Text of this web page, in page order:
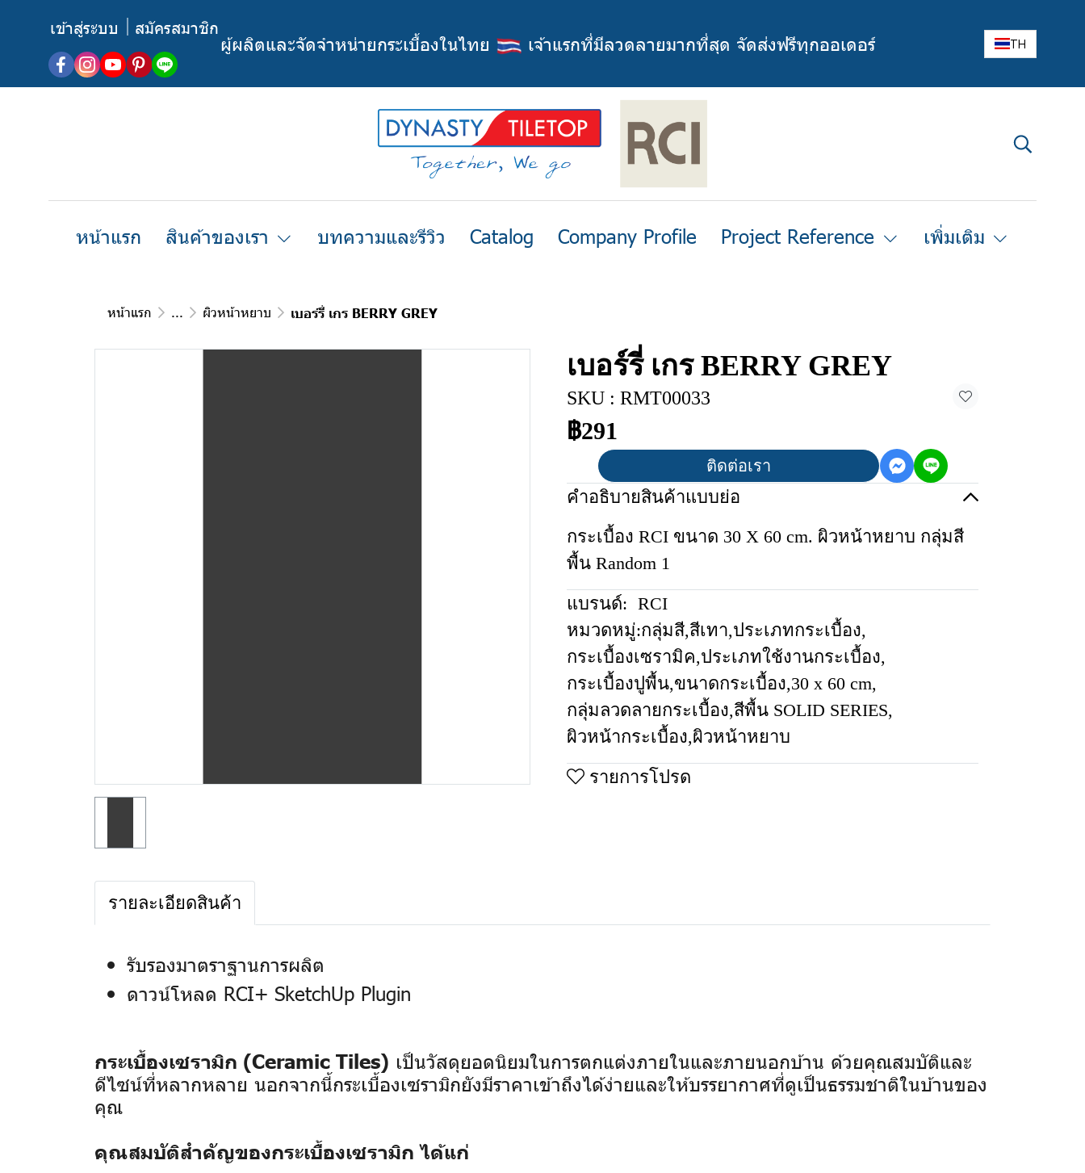
เข้าสู่ระบบ สมัครสมาชิก
ผู้ผลิตและจัดจำหน่ายกระเบื้องในไทย เจ้าแรกที่มีลวดลายมากที่สุด จัดส่งฟรีทุกออเดอร์ TH
หน้าแรก สินค้าของเรา บทความและรีวิว Catalog Company Profile Project Reference เพิ่มเติม
หน้าแรก ... ผิวหน้าหยาบ เบอร์รี่ เกร BERRY GREY
เบอร์รี่ เกร BERRY GREY
SKU : RMT00033
฿291
ติดต่อเรา
คำอธิบายสินค้าแบบย่อ
กระเบื้อง RCI ขนาด 30 X 60 cm. ผิวหน้าหยาบ กลุ่มสี
พื้น Random 1
แบรนด์: RCI
หมวดหมู่:กลุ่มสี,สีเทา,ประเภทกระเบื้อง,
กระเบื้องเซรามิค,ประเภทใช้งานกระเบื้อง,
กระเบื้องปูพื้น,ขนาดกระเบื้อง,30 x 60 cm,
กลุ่มลวดลายกระเบื้อง,สีพื้น SOLID SERIES,
ผิวหน้ากระเบื้อง,ผิวหน้าหยาบ
รายการโปรด
รายละเอียดสินค้า
รับรองมาตราฐานการผลิต
ดาวน์โหลด RCI+ SketchUp Plugin
กระเบื้องเซรามิก (Ceramic Tiles) เป็นวัสดุยอดนิยมในการตกแต่งภายในและภายนอกบ้าน ด้วยคุณสมบัติและ
ดีไซน์ที่หลากหลาย นอกจากนี้กระเบื้องเซรามิกยังมีราคาเข้าถึงได้ง่ายและให้บรรยากาศที่ดูเป็นธรรมชาติในบ้านของ
คุณ
คุณสมบัติสำคัญของกระเบื้องเซรามิก ได้แก่